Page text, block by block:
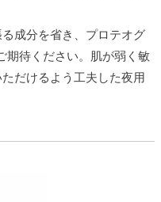
成分を省き、プロテオグ
期待ください。肌が弱く敏
だけるよう工夫した夜用